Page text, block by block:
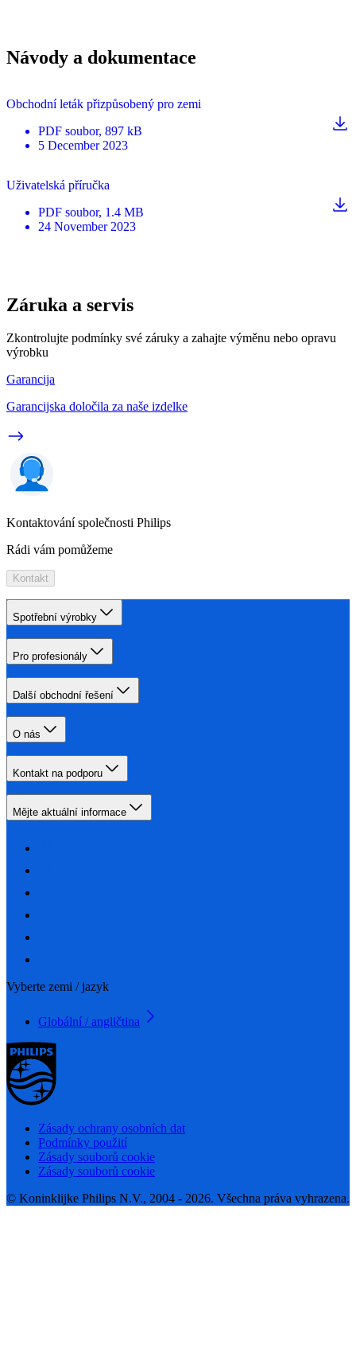
Návody a dokumentace
Obchodní leták přizpůsobený pro zemi
PDF soubor, 897 kB
5 December 2023
Uživatelská příručka
PDF soubor, 1.4 MB
24 November 2023
Záruka a servis
Zkontrolujte podmínky své záruky a zahajte výměnu nebo opravu
výrobku
Garancija
Garancijska določila za naše izdelke
Kontaktování společnosti Philips
Rádi vám pomůžeme
Kontakt
Spotřební výrobky
Pro profesionály
Další obchodní řešení
O nás
Kontakt na podporu
Mějte aktuální informace
Vyberte zemi / jazyk
Globální / angličtina
Zásady ochrany osobních dat
Podmínky použití
Zásady souborů cookie
Zásady souborů cookie
© Koninklijke Philips N.V., 2004 - 2026. Všechna práva vyhrazena.